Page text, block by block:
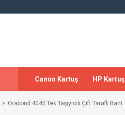
Canon Kartuş HP Kartuş
Orabond 4040 Tek Taşıyıcılı Çift Taraflı Bant